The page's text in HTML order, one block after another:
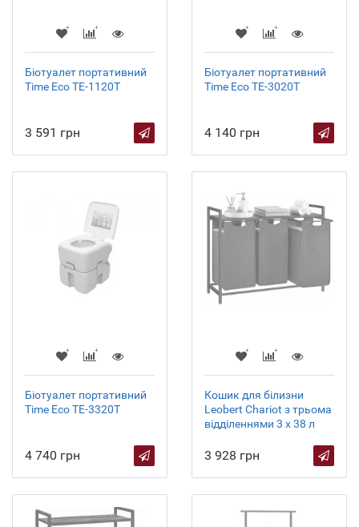
Біотуалет портативний
Time Eco TE-1120T
3 591 грн
Біотуалет портативний
Time Eco TE-3020T
4 140 грн
Біотуалет портативний
Time Eco TE-3320T
4 740 грн
Кошик для білизни
Leobert Chariot з трьома
відділеннями 3 x 38 л
3 928 грн